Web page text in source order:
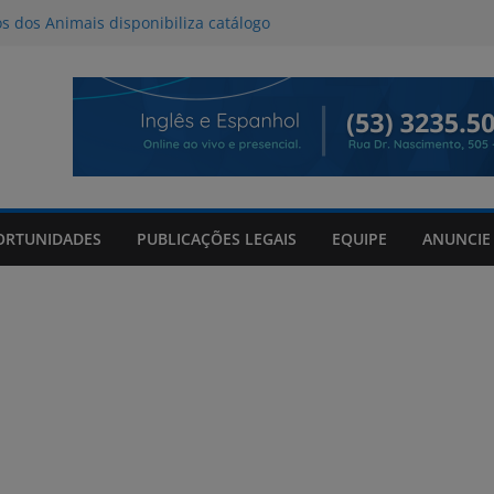
dos Animais disponibiliza catálogo
entre quinta e sexta-feira
Tributo a Raul Seixas no Praça
mateada e shows no Praça Shopping
06/08/2026
PUBLICAÇÕES LEGAIS EQUIPE ANUNCIE